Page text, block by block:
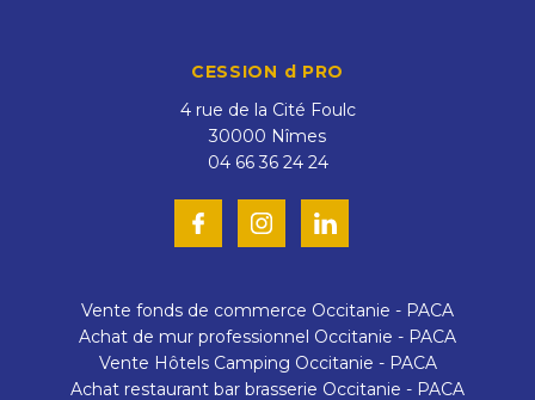
CESSION d PRO
4 rue de la Cité Foulc
30000 Nîmes
04 66 36 24 24
Vente fonds de commerce Occitanie - PACA
Achat de mur professionnel Occitanie - PACA
Vente Hôtels Camping Occitanie - PACA
Achat restaurant bar brasserie Occitanie - PACA